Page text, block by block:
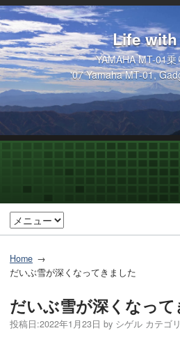
Life with
YAMAHA MT-01乗
'07 Yamaha MT-01,
Home
だいぶ雪が深くなってきました
だいぶ雪が深くなって
投稿日:2022年1月23日 by シゲル カテゴ